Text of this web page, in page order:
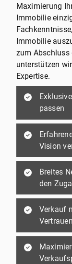
Maximierung
Immobilie
Immobilie
zum Abschluss
unterstützen
Expertise.
passen
Vision
Breites
den
Verkauf